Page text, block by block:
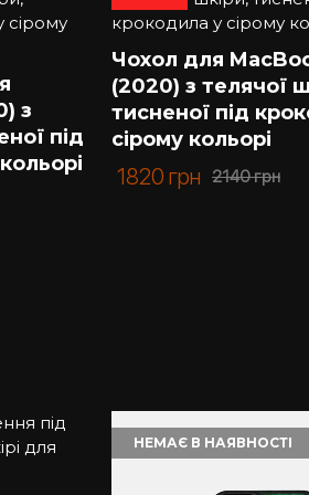
зі шкіри – Kartell допоможе
клієнта, тому із задоволенням
– завжди вигідно та приємно.
з
під
Чохол для
(2020) з телячої
тисненої під
сірому кольорі
2140грн
1820 грн
НЕМАЄ В НАЯВНОСТІ